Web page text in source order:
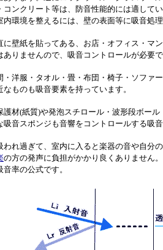
ンクリート等は、防音性能的には適して
環境を整えるには、壁の表面等に吸音処
に壁紙を貼ってある、お店・オフィス・マ
りませんので、吸音コントロールが必要
洋服・タオル・畳・布団・椅子・ソファ
ものも吸音要素を持っています。
材(紙質)や発泡スチロール・波形段ボー
音スポンジも音響をコントロールする吸
れ過ぎて、室内に入ると楽器の音や自分
の方の発声に負担がかかり良くありません
率の公式です。